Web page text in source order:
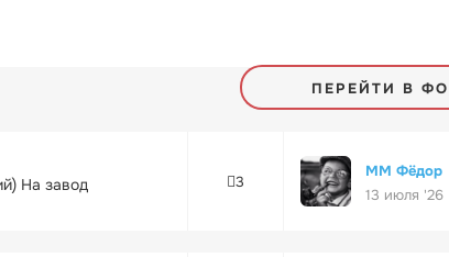
ПЕРЕЙТИ В
На завод
3
ММ Фёдор
13 июля '26